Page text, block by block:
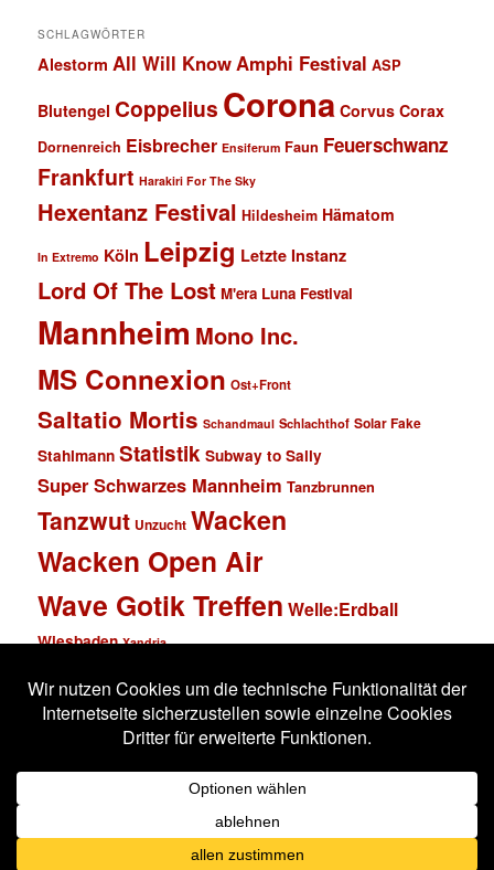
SCHLAGWÖRTER
Alestorm All Will KnowAmphi Festival ASP
Blutengel Coppelius Corona Corvus Corax
Dornenreich Eisbrecher Ensiferum Faun Feuerschwanz
Frankfurt Harakiri For The Sky
Hexentanz Festival Hildesheim Hämatom
In Extremo Köln Leipzig Letzte Instanz
Lord Of The Lost M'era Luna Festival
Mannheim Mono Inc.
MS Connexion Ost+Front
Saltatio Mortis Schandmaul Schlachthof Solar Fake
Stahlmann Statistik Subway to Sally
Super Schwarzes Mannheim Tanzbrunnen
Tanzwut Unzucht Wacken
Wacken Open Air
Wave Gotik Treffen Welle:Erdball
Wiesbaden Xandria
Impressum
Stolz präsentiert von WordPress